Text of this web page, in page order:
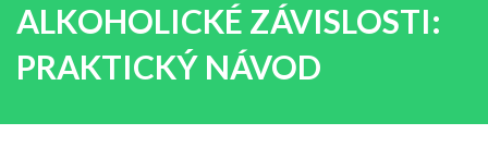
ALKOHOLICKÉ ZÁVISLOSTI:
PRAKTICKÝ NÁVOD